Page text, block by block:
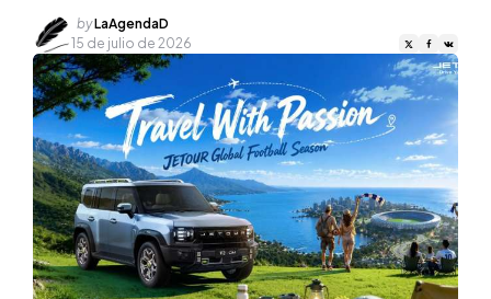
Posted
by
byLaAgendaD
15 de julio de 2026